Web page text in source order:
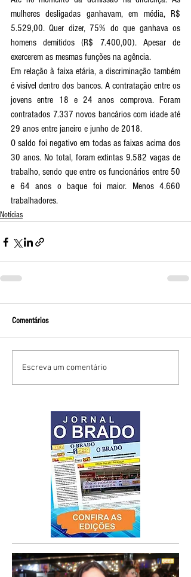
mulheres desligadas ganhavam, em média, R$
5.529,00. Quer dizer, 75% do que ganhava os
homens demitidos (R$ 7.400,00). Apesar de
exercerem as mesmas funções na agência.
Em relação à faixa etária, a discriminação também
é visível dentro dos bancos. A contratação entre os
jovens entre 18 e 24 anos comprova. Foram
contratados 7.337 novos bancários com idade até
29 anos entre janeiro e junho de 2018.
O saldo foi negativo em todas as faixas acima dos
30 anos. No total, foram extintas 9.582 vagas de
trabalho, sendo que entre os funcionários entre 50
e 64 anos o baque foi maior. Menos 4.660
trabalhadores.
Notícias
Comentários
Escreva um comentário